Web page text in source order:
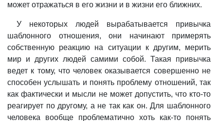
может отражаться в его жизни и в жизни его ближних.
У некоторых людей вырабатывается привычка
шаблонного отношения, они начинают примерять
собственную реакцию на ситуации к другим, мерить
мир и других людей самими собой. Такая привычка
ведет к тому, что человек оказывается совершенно не
способен услышать и понять проблему отношений, так
как фактически и мысли не может допустить, что кто-то
реагирует по другому, а не так как он. Для шаблонного
человека вообще проблематично хоть как-то понять